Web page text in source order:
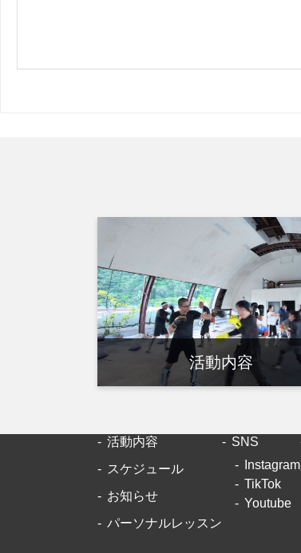
活動内容
活動内容
スケジュール
お知らせ
パーソナルレッスン
SNS
Instagram
TikTok
Youtube